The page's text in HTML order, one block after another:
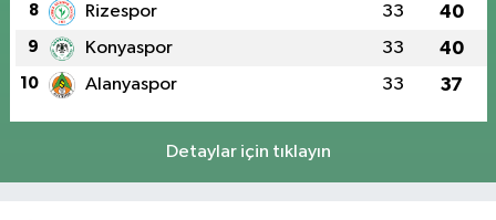
8 Rizespor 33 40
9 Konyaspor 33 40
10 Alanyaspor 33 37
Detaylar için tıklayın